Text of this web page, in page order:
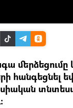
մերձեցումը
հանգեցնել